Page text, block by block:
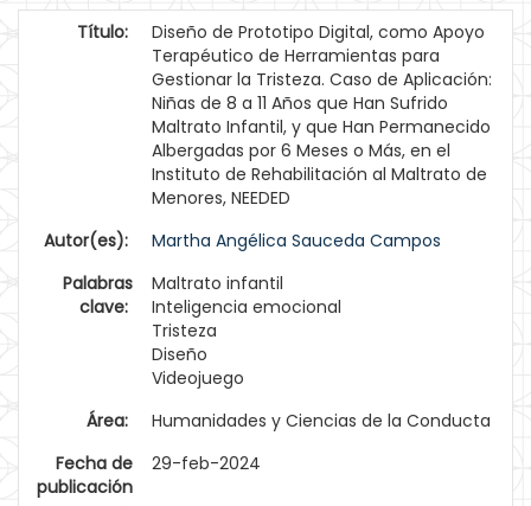
Título:
Diseño de Prototipo Digital, como Apoyo
Terapéutico de Herramientas para
Gestionar la Tristeza. Caso de Aplicación:
Niñas de 8 a 11 Años que Han Sufrido
Maltrato Infantil, y que Han Permanecido
Albergadas por 6 Meses o Más, en el
Instituto de Rehabilitación al Maltrato de
Menores, NEEDED
Autor(es):
Martha Angélica Sauceda Campos
Palabras
clave:
Maltrato infantil
Inteligencia emocional
Tristeza
Diseño
Videojuego
Área:
Humanidades y Ciencias de la Conducta
Fecha de
publicación
29-feb-2024